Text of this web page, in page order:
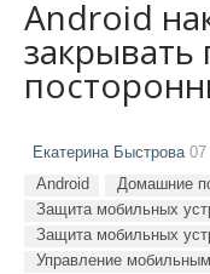
Android
Екатерина Быстрова 07
Android
Домашние
Защита мобильных
Защита мобильных
Управление